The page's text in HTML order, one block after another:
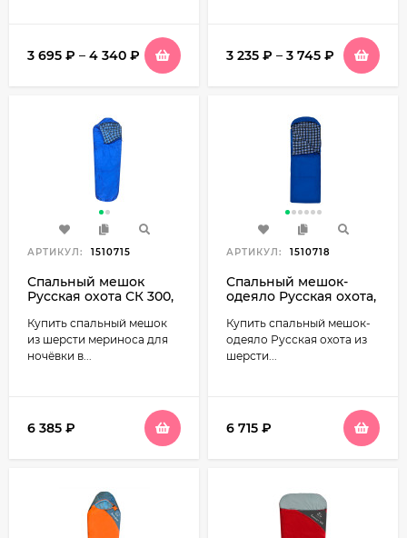
3 695 ₽ – 4 340 ₽ 3 235 ₽ – 3 745 ₽
АРТИКУЛ: 1510715
Спальный мешок
Русская охота СК 300,
флис)
Купить спальный мешок
из шерсти мериноса для
ночёвки в...
6 385 ₽
АРТИКУЛ: 1510718
Спальный мешок-
одеяло Русская охота,
подголовником,
фланель
Купить спальный мешок-
одеяло Русская охота из
шерсти...
6 715 ₽